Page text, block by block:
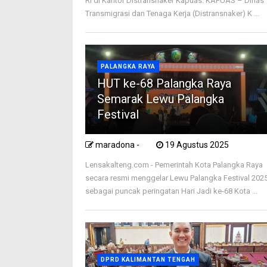
Transmigrasi dan Tenaga Kerja (Distransnaker) K ...
PALANGKA RAYA
HUT ke-68 Palangka Raya
Semarak Lewu Palangka
Festival
maradona - 19 Agustus 2025
Lensakalteng.com - Pemerintah Kota Palangka Raya
secara resmi menggelar Lewu Palangka Festival
sebagai puncak peringatan Hari Jadi ke-68 Kota ...
DPRD KALIMANTAN TENGAH